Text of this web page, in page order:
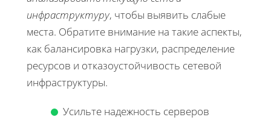
инфраструктуру, чтобы выявить слабые
места. Обратите внимание на такие аспекты,
как балансировка нагрузки, распределение
ресурсов и отказоустойчивость сетевой
инфраструктуры.
Усильте надежность серверов